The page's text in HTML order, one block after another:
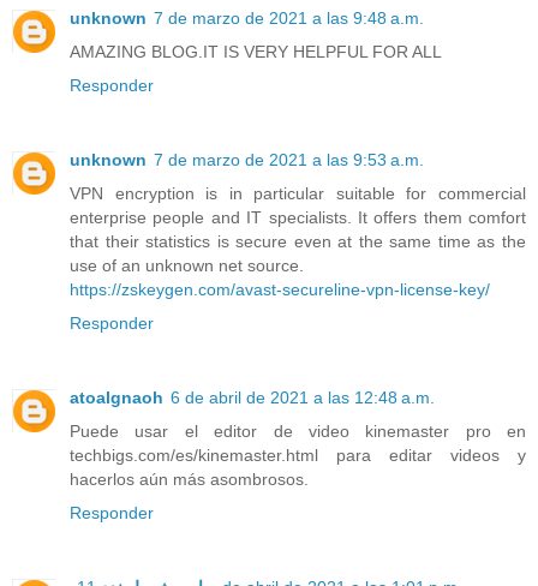
unknown 7 de marzo de 2021 a las 9:48 a.m.
AMAZING BLOG.IT IS VERY HELPFUL FOR ALL
Responder
unknown 7 de marzo de 2021 a las 9:53 a.m.
VPN encryption is in particular suitable for commercial
enterprise people and IT specialists. It offers them comfort
that their statistics is secure even at the same time as the
use of an unknown net source.
https://zskeygen.com/avast-secureline-vpn-license-key/
Responder
atoalgnaoh 6 de abril de 2021 a las 12:48 a.m.
Puede usar el editor de video kinemaster pro en
techbigs.com/es/kinemaster.html para editar videos y
hacerlos aún más asombrosos.
Responder